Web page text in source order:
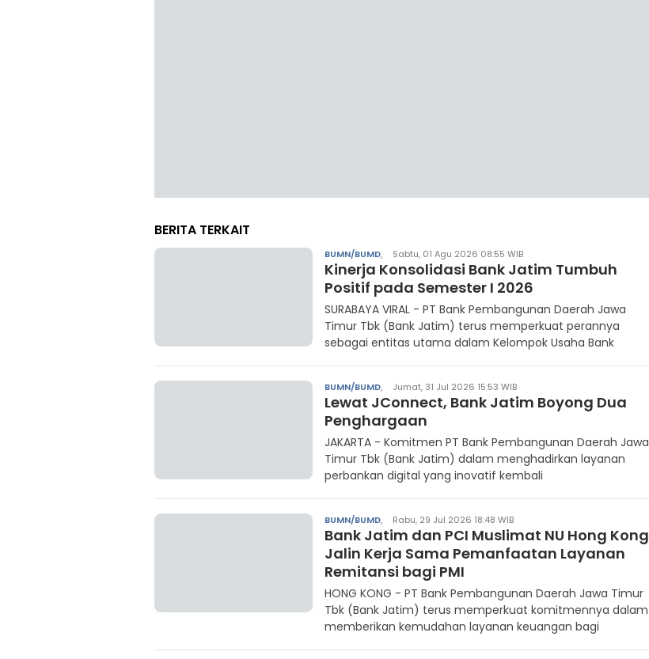
BERITA TERKAIT
BUMN/BUMD, Sabtu, 01 Agu 2026 08:55 WIB
Kinerja Konsolidasi Bank Jatim Tumbuh
Positif pada Semester I 2026
SURABAYA VIRAL - PT Bank Pembangunan Daerah Jawa
Timur Tbk (Bank Jatim) terus memperkuat perannya
sebagai entitas utama dalam Kelompok Usaha Bank
BUMN/BUMD, Jumat, 31 Jul 2026 15:53 WIB
Lewat JConnect, Bank Jatim Boyong Dua
Penghargaan
JAKARTA - Komitmen PT Bank Pembangunan Daerah Jawa
Timur Tbk (Bank Jatim) dalam menghadirkan layanan
perbankan digital yang inovatif kembali
BUMN/BUMD, Rabu, 29 Jul 2026 18:48 WIB
Bank Jatim dan PCI Muslimat NU Hong Kong
Jalin Kerja Sama Pemanfaatan Layanan
Remitansi bagi PMI
HONG KONG - PT Bank Pembangunan Daerah Jawa Timur
Tbk (Bank Jatim) terus memperkuat komitmennya dalam
memberikan kemudahan layanan keuangan bagi